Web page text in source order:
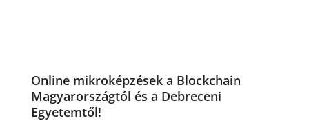
Online mikroképzések a Blockchain
Magyarországtól és a Debreceni
Egyetemtől!